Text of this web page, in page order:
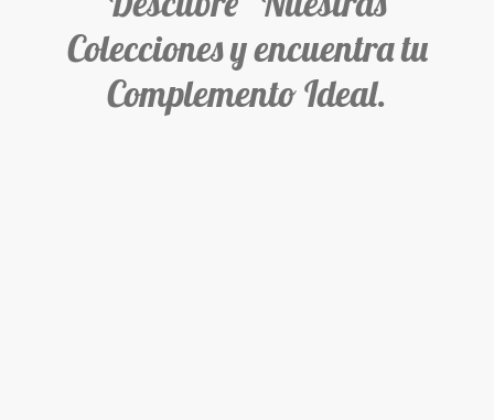
Colecciones y encuentra tu
Complemento Ideal.